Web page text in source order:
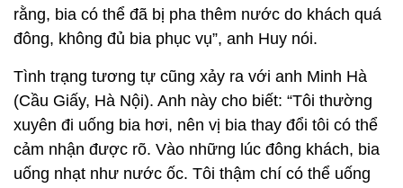
rằng, bia có thể đã bị pha thêm nước do khách quá
đông, không đủ bia phục vụ”, anh Huy nói.
Tình trạng tương tự cũng xảy ra với anh Minh Hà
(Cầu Giấy, Hà Nội). Anh này cho biết: “Tôi thường
xuyên đi uống bia hơi, nên vị bia thay đổi tôi có thể
cảm nhận được rõ. Vào những lúc đông khách, bia
uống nhạt như nước ốc. Tôi thậm chí có thể uống